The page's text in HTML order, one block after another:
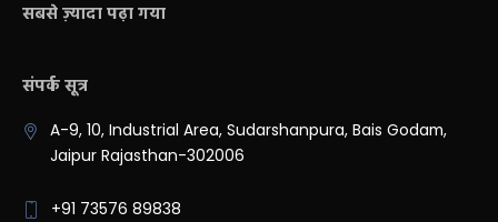
सबसे ज़्यादा पढ़ा गया
संपर्क सूत्र
A-9, 10, Industrial Area, Sudarshanpura, Bais Godam,
Jaipur Rajasthan-302006
+91 73576 89838